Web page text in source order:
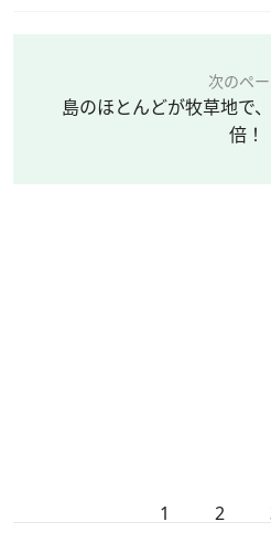
次のペ
島のほとんどが牧草地で
倍！
1 2